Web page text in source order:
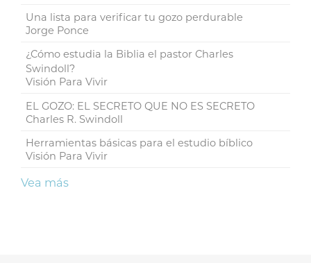
Una lista para verificar tu gozo perdurable
Jorge Ponce
¿Cómo estudia la Biblia el pastor Charles
Swindoll?
Visión Para Vivir
EL GOZO: EL SECRETO QUE NO ES SECRETO
Charles R. Swindoll
Herramientas básicas para el estudio bíblico
Visión Para Vivir
Vea más